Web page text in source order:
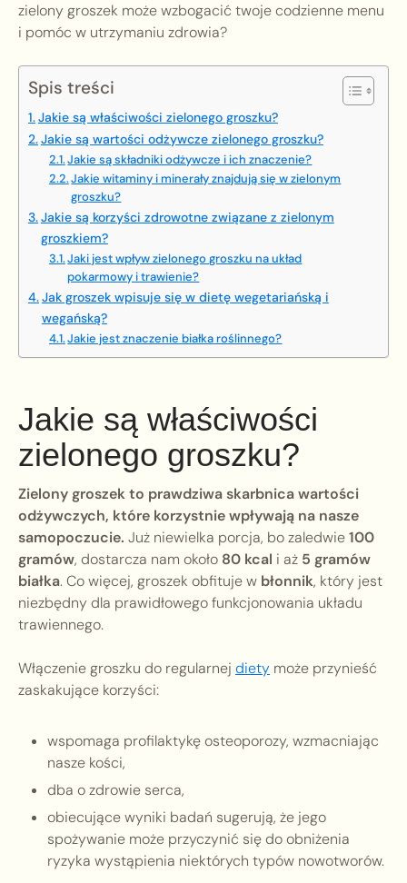
zielony groszek może wzbogacić twoje codzienne menu
i pomóc w utrzymaniu zdrowia?
Spis treści
Jakie są właściwości zielonego groszku?
Jakie są wartości odżywcze zielonego groszku?
Jakie są składniki odżywcze i ich znaczenie?
Jakie witaminy i minerały znajdują się w zielonym
groszku?
Jakie są korzyści zdrowotne związane z zielonym
groszkiem?
Jaki jest wpływ zielonego groszku na układ
pokarmowy i trawienie?
Jak groszek wpisuje się w dietę wegetariańską i
wegańską?
Jakie jest znaczenie białka roślinnego?
Jakie są właściwości
zielonego groszku?
Zielony groszek to prawdziwa skarbnica wartości
odżywczych, które korzystnie wpływają na nasze
samopoczucie. Już niewielka porcja, bo zaledwie100
gramów, dostarcza nam około 80 kcal i aż 5 gramów
białka. Co więcej, groszek obfituje w błonnik, który jest
niezbędny dla prawidłowego funkcjonowania układu
trawiennego.
Włączenie groszku do regularnej diety może przynieść
zaskakujące korzyści:
wspomaga profilaktykę osteoporozy, wzmacniając
nasze kości,
dba o zdrowie serca,
obiecujące wyniki badań sugerują, że jego
spożywanie może przyczynić się do obniżenia
ryzyka wystąpienia niektórych typów nowotworów.